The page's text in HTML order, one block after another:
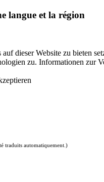
langue et la région
dieser Website zu bieten
zu. Informationen zur
traduits automatiquement.)